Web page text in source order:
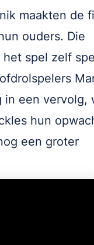
maakten de
ouders. Die
spel zelf
een vervolg,
hun
een groter